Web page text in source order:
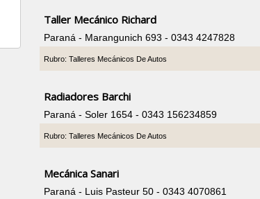
Taller Mecánico Richard
Paraná - Marangunich 693 - 0343 4247828
Rubro: Talleres Mecánicos De Autos
Radiadores Barchi
Paraná - Soler 1654 - 0343 156234859
Rubro: Talleres Mecánicos De Autos
Mecánica Sanari
Paraná - Luis Pasteur 50 - 0343 4070861